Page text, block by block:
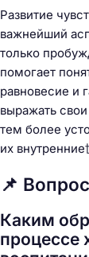
Развитие
важнейший
только
помогает
равновесие и
выражать
тем более
их
📌
Каким
процессе